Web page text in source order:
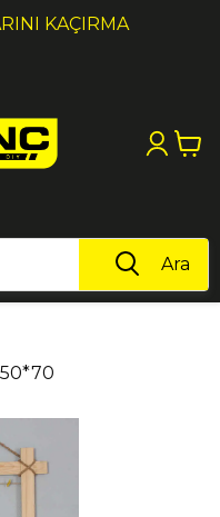
KAÇIRMA
Ara